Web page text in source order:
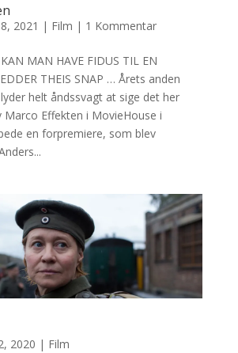
2021 | Film | 1 Kommentar
MAN HAVE FIDUS TIL EN
THEIS SNAP … Årets anden
helt åndssvagt at sige det her
Effekten i MovieHouse i
en forpremiere, som blev
2020 | Film